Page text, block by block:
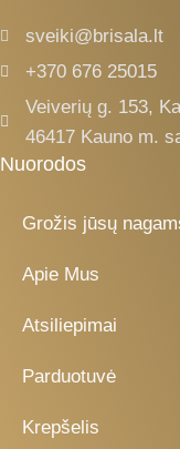
sveiki@brisala.lt
+370 676 25015
Veiverių g. 153,
46417 Kauno m.
Nuorodos
Grožis jūsų
Apie Mus
Atsiliepimai
Parduotuvė
Krepšelis